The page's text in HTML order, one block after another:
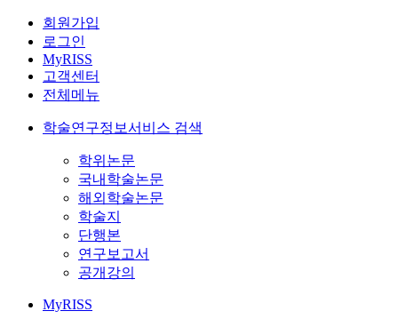
회원가입
로그인
MyRISS
고객센터
전체메뉴
학술연구정보서비스 검색
학위논문
국내학술논문
해외학술논문
학술지
단행본
연구보고서
공개강의
MyRISS